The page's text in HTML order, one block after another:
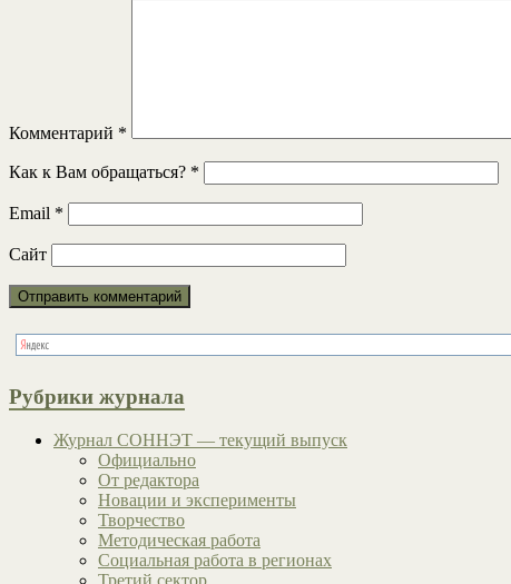
Комментарий *
Как к Вам обращаться? *
Email *
Сайт
Рубрики журнала
Журнал СОННЭТ — текущий выпуск
Официально
От редактора
Новации и эксперименты
Творчество
Методическая работа
Социальная работа в регионах
Третий сектор